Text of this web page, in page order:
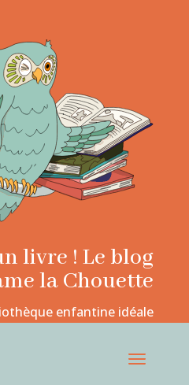
livre ! Le blog
la Chouette
enfantine idéale